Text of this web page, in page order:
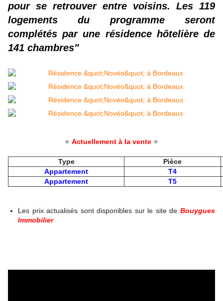
pour se retrouver entre voisins. Les 119
logements du programme seront
complétés par une résidence hôtelière de
141 chambres"
⭐ Actuellement à la vente ⭐
Type
Pièce
Appartement
T4
Appartement
T5
Les prix actualisés sont disponibles sur le sitedeBouygues
Immobilier